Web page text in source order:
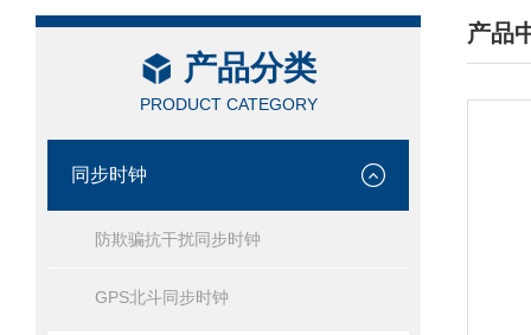
产品分类
PRODUCT CATEGORY
同步时钟
防欺骗抗干扰同步时钟
GPS北斗同步时钟
产品
/